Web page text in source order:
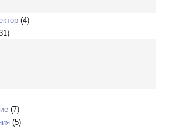
(4)
(7)
(5)